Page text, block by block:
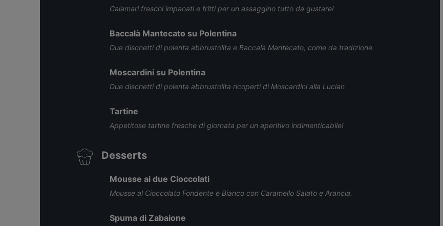
Calamari freschi impanati e fritti per un assaggino tutto da gustare!
Baccalà Mantecato su Polentina
Due dischetti di polenta abbrustolita e Baccalà Mantecato, come da tradizione.
Moscardini su Polentina
Due dischetti di polenta abbrustolita ricoperti di Moscardini alla Lucian
Tartine
Appetitose tartine fresche di giornata per un aperitivo indimenticabile!
Desserts
Mousse ai due Cioccolati
Mousse al Cioccolato Fondente e Bianco con Caramello Salato e Arancia.
Spuma di Zabaione